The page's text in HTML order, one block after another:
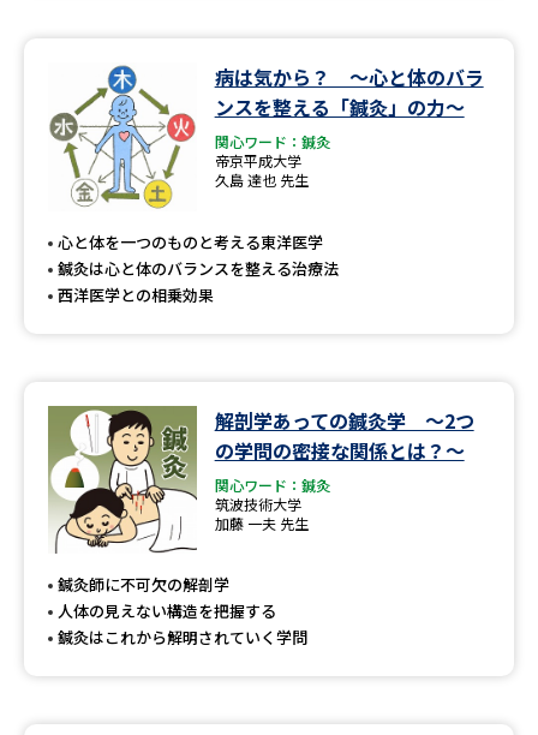
病は気から？ ～心と体のバラ
ンスを整える「鍼灸」の力～
関心ワード：鍼灸
帝京平成大学
久島 達也 先生
心と体を一つのものと考える東洋医学
鍼灸は心と体のバランスを整える治療法
西洋医学との相乗効果
解剖学あっての鍼灸学 ～2つ
の学問の密接な関係とは？～
関心ワード：鍼灸
筑波技術大学
加藤 一夫 先生
鍼灸師に不可欠の解剖学
人体の見えない構造を把握する
鍼灸はこれから解明されていく学問